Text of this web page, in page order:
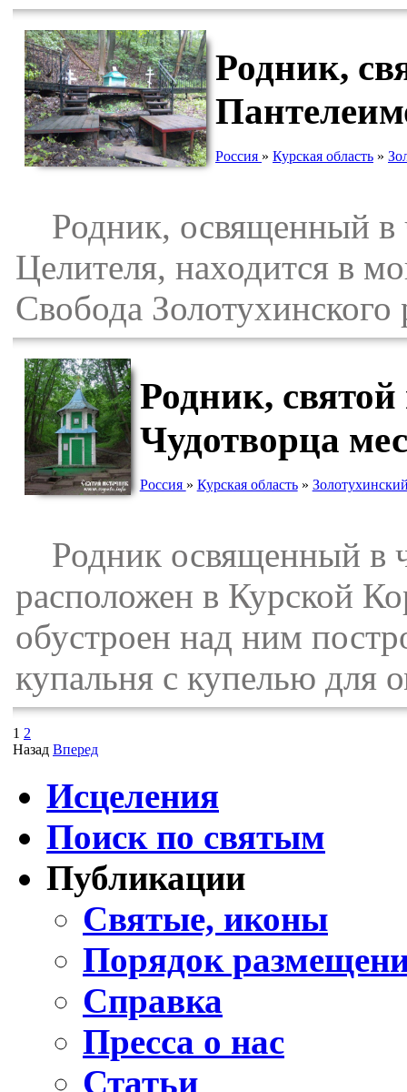
Родник,
Россия » Курская область »
Родник, освященный в
Целителя, находится в
Свобода
Родник,
Чудотворца
Россия » Курская область»
Родник освященный в
расположен в Курской
обустроен над ним
купальня с купелью для
1 2
Назад Вперед
Исцеления
Поиск по святым
Публикации
Святые, иконы
Порядок
Справка
Пресса о нас
Статьи